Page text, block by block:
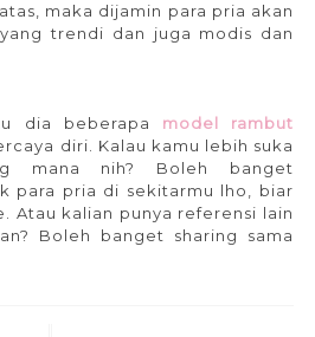
maka dijamin para pria akan
trendi dan juga modis dan
dia beberapa model rambut
diri. Kalau kamu lebih suka
mana nih? Boleh banget
para pria di sekitarmu lho, biar
Atau kalian punya referensi lain
Boleh banget sharing sama